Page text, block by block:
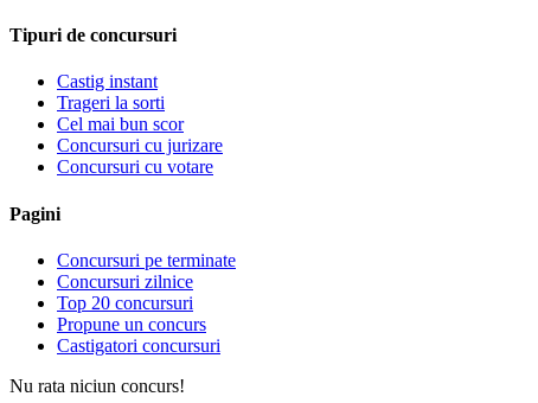
Tipuri de concursuri
Castig instant
Trageri la sorti
Cel mai bun scor
Concursuri cu jurizare
Concursuri cu votare
Pagini
Concursuri pe terminate
Concursuri zilnice
Top 20 concursuri
Propune un concurs
Castigatori concursuri
Nu rata niciun concurs!